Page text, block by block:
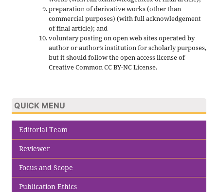
preparation of derivative works (other than
commercial purposes) (with full acknowledgement
of final article); and
voluntary posting on open web sites operated by
author or author’s institution for scholarly purposes,
but it should follow the open access license of
Creative Common CC BY-NC License.
QUICK MENU
Editorial Team
Reviewer
Focus and Scope
Publication Ethics